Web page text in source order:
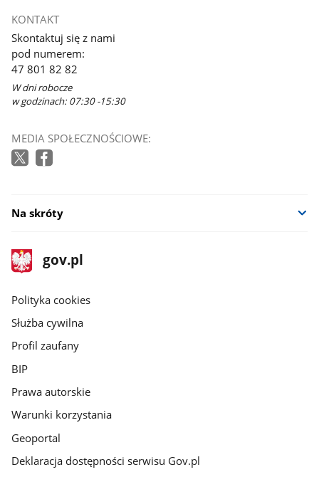
KONTAKT
Skontaktuj się z nami
pod numerem:
47 801 82 82
W dni robocze
w godzinach: 07:30 -15:30
MEDIA SPOŁECZNOŚCIOWE:
Na skróty
stopka
gov.pl
Strona
gov.pl
gov.pl
Polityka cookies
Służba cywilna
Profil zaufany
BIP
Prawa autorskie
Warunki korzystania
Geoportal
Deklaracja dostępności serwisu Gov.pl